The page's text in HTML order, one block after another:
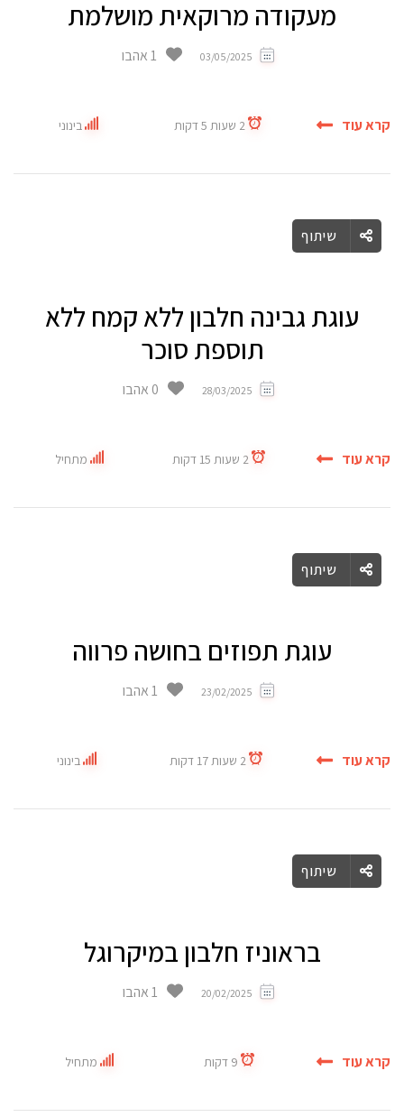
מעקודה מרוקאית מושלמת
03/05/2025 1 אהבו
קרא עוד 2 שעות 5 דקות בינוני
עוגת גבינה חלבון ללא קמח ללא
תוספת סוכר
28/03/2025 0 אהבו
קרא עוד 2 שעות 15 דקות מתחיל
עוגת תפוזים בחושה פרווה
23/02/2025 1 אהבו
קרא עוד 2 שעות 17 דקות בינוני
בראוניז חלבון במיקרוגל
20/02/2025 1 אהבו
קרא עוד 9 דקות מתחיל